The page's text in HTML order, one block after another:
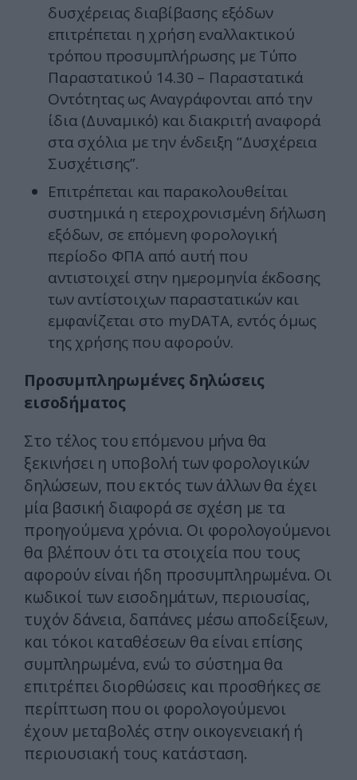
δυσχέρειας διαβίβασης εξόδων
επιτρέπεται η χρήση εναλλακτικού
τρόπου προσυμπλήρωσης με Τύπο
Παραστατικού 14.30 – Παραστατικά
Οντότητας ως Αναγράφονται από την
ίδια (Δυναμικό) και διακριτή αναφορά
στα σχόλια με την ένδειξη “Δυσχέρεια
Συσχέτισης”.
Επιτρέπεται και παρακολουθείται
συστημικά η ετεροχρονισμένη δήλωση
εξόδων, σε επόμενη φορολογική
περίοδο ΦΠΑ από αυτή που
αντιστοιχεί στην ημερομηνία έκδοσης
των αντίστοιχων παραστατικών και
εμφανίζεται στο myDATA, εντός όμως
της χρήσης που αφορούν.
Προσυμπληρωμένες δηλώσεις
εισοδήματος
Στο τέλος του επόμενου μήνα θα
ξεκινήσει η υποβολή των φορολογικών
δηλώσεων, που εκτός των άλλων θα έχει
μία βασική διαφορά σε σχέση με τα
προηγούμενα χρόνια. Οι φορολογούμενοι
θα βλέπουν ότι τα στοιχεία που τους
αφορούν είναι ήδη προσυμπληρωμένα. Οι
κωδικοί των εισοδημάτων, περιουσίας,
τυχόν δάνεια, δαπάνες μέσω αποδείξεων,
και τόκοι καταθέσεων θα είναι επίσης
συμπληρωμένα, ενώ το σύστημα θα
επιτρέπει διορθώσεις και προσθήκες σε
περίπτωση που οι φορολογούμενοι
έχουν μεταβολές στην οικογενειακή ή
περιουσιακή τους κατάσταση.